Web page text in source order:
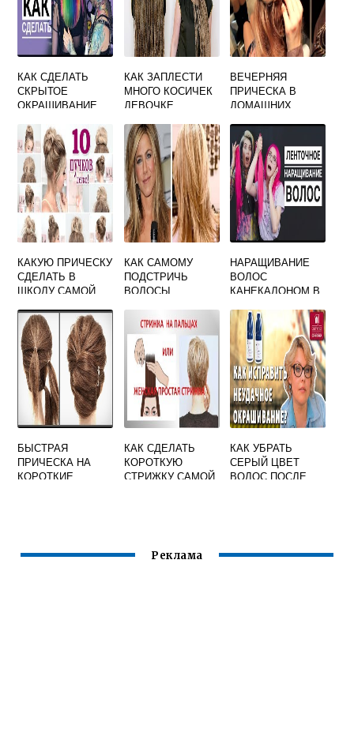
КАК СДЕЛАТЬ
СКРЫТОЕ
ОКРАШИВАНИЕ
КАК ЗАПЛЕСТИ
МНОГО КОСИЧЕК
ДЕВОЧКЕ
ВЕЧЕРНЯЯ
ПРИЧЕСКА В
ДОМАШНИХ
КАКУЮ ПРИЧЕСКУ
СДЕЛАТЬ В
ШКОЛУ САМОЙ
КАК САМОМУ
ПОДСТРИЧЬ
ВОЛОСЫ
НАРАЩИВАНИЕ
ВОЛОС
КАНЕКАЛОНОМ В
УСЛОВИЯХ
БЫСТРАЯ
ПРИЧЕСКА НА
КОРОТКИЕ
КАК СДЕЛАТЬ
КОРОТКУЮ
СТРИЖКУ САМОЙ
КАК УБРАТЬ
СЕРЫЙ ЦВЕТ
ВОЛОС ПОСЛЕ
Реклама